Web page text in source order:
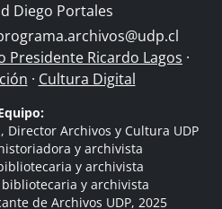
Diego Portales
Presidente Ricardo Lagos ·
· Cultura Digital
Archivos y Cultura UDP
y archivista
y archivista
bibliotecaria y archivista
de Archivos UDP, 2025